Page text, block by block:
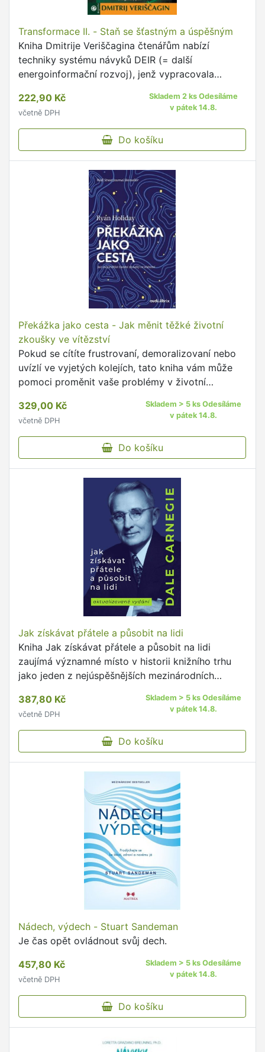
Transformace II. - Staň se šťastným a úspěšným
Kniha Dmitrije Veriščagina čtenářům nabízí
techniky systému návyků DEIR (= další
energoinformační rozvoj), jenž vypracovala
svazu.
222,90 Kč
včetně DPH
Skladem 2 ks Odesíláme
v pátek 14.8.
Do košíku
Překážka jako cesta - Jak měnit těžké životní
zkoušky ve vítězství
Pokud se cítíte frustrovaní, demoralizovaní nebo
uvízlí ve vyjetých kolejích, tato kniha vám může
pomoci proměnit vaše problémy v životní
filosofie a ukazuje …
329,00 Kč
včetně DPH
Skladem > 5 ks Odesíláme
v pátek 14.8.
Do košíku
Jak získávat přátele a působit na lidi
Kniha Jak získávat přátele a působit na lidi
zaujímá významné místo v historii knižního trhu
jako jeden z nejúspěšnějších mezinárodních
387,80 Kč
včetně DPH
Skladem > 5 ks Odesíláme
v pátek 14.8.
Do košíku
Nádech, výdech - Stuart Sandeman
Je čas opět ovládnout svůj dech.
457,80 Kč
včetně DPH
Skladem > 5 ks Odesíláme
v pátek 14.8.
Do košíku